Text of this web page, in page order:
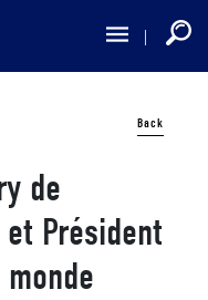
Back
de
Président